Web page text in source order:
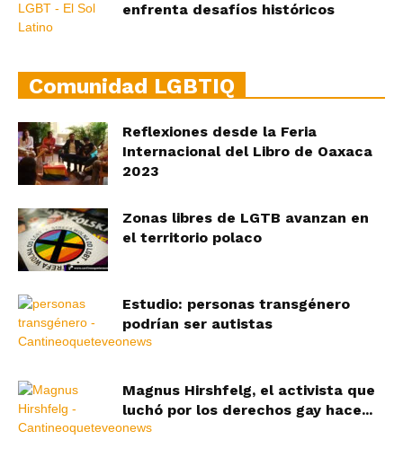
enfrenta desafíos históricos
Comunidad LGBTIQ
Reflexiones desde la Feria
Internacional del Libro de Oaxaca
2023
Zonas libres de LGTB avanzan en
el territorio polaco
Estudio: personas transgénero
podrían ser autistas
Magnus Hirshfelg, el activista que
luchó por los derechos gay hace...